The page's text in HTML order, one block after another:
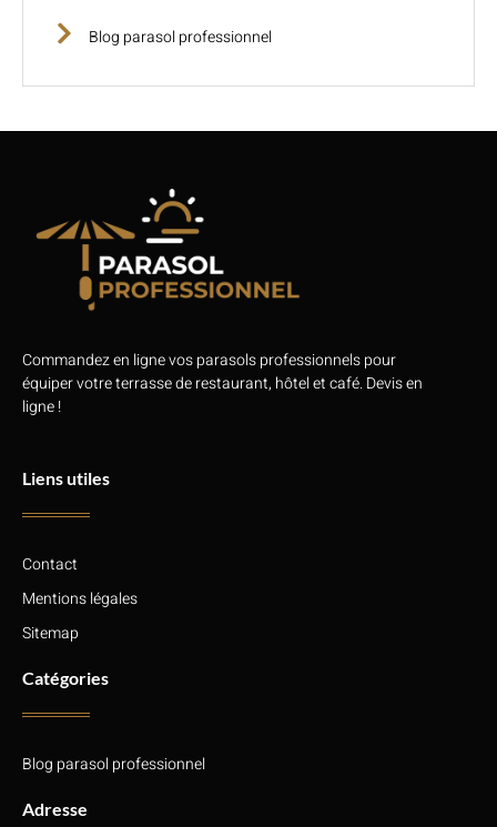
Blog parasol professionnel
Commandez en ligne vos parasols professionnels pour
équiper votre terrasse de restaurant, hôtel et café. Devis en
ligne !
Liens utiles
Contact
Mentions légales
Sitemap
Catégories
Blog parasol professionnel
Adresse